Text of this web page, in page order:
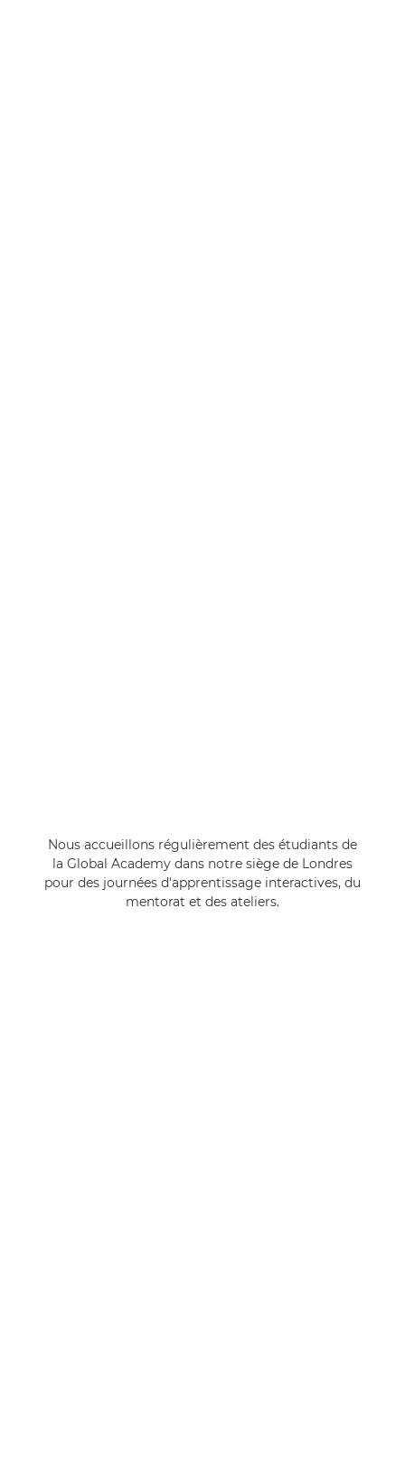
Nous accueillons régulièrement des étudiants de
la Global Academy dans notre siège de Londres
pour des journées d'apprentissage interactives, du
mentorat et des ateliers.